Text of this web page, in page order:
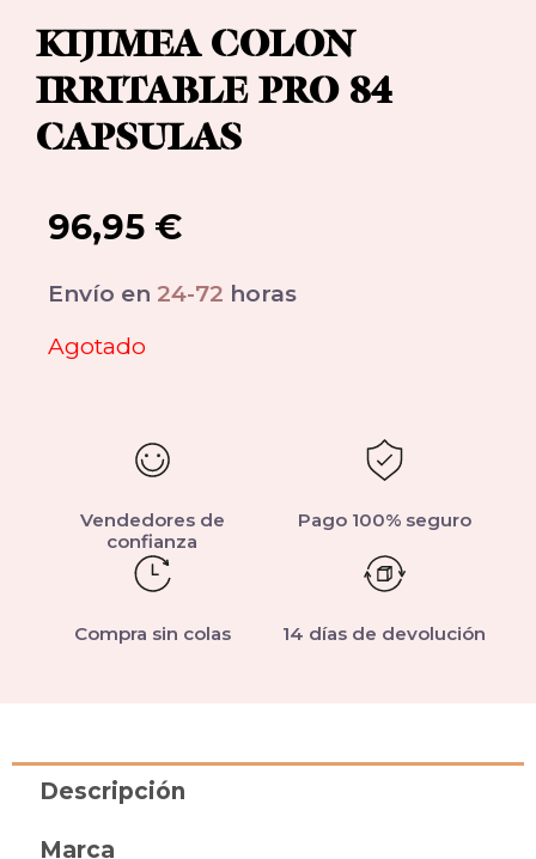
KIJIMEA COLON
IRRITABLE PRO 84
CAPSULAS
96,95 €
Envío en 24-72 horas
Agotado
Vendedores de
confianza
Pago 100% seguro
Compra sin colas 14 días de devolución
Descripción
Marca